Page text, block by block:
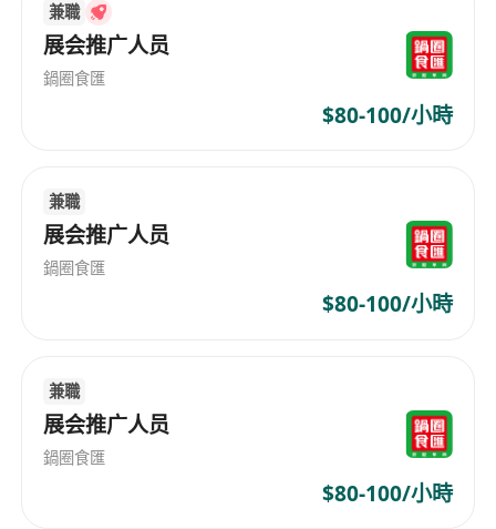
- 創業機會！
有意者請致電或WhatsApp 陳小姐 (*********)
兼職
展会推广人员
鍋圈食匯
$80-100/小時
兼職
展会推广人员
鍋圈食匯
$80-100/小時
兼職
展会推广人员
鍋圈食匯
$80-100/小時